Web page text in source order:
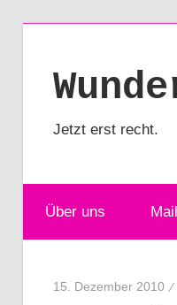
springen
Jetzt erst recht.
Über uns
15. Dezember 2010